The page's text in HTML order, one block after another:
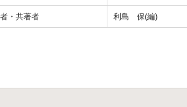
・共著者 利島 保(編)